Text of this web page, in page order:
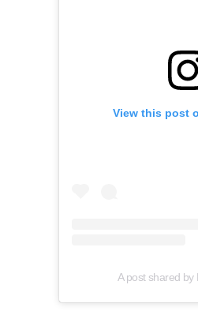
View this post
A post shared by